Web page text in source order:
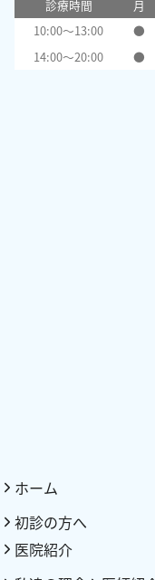
診療時間 月
10:00～13:00
●
14:00～20:00
●
ホーム
初診の方へ
医院紹介